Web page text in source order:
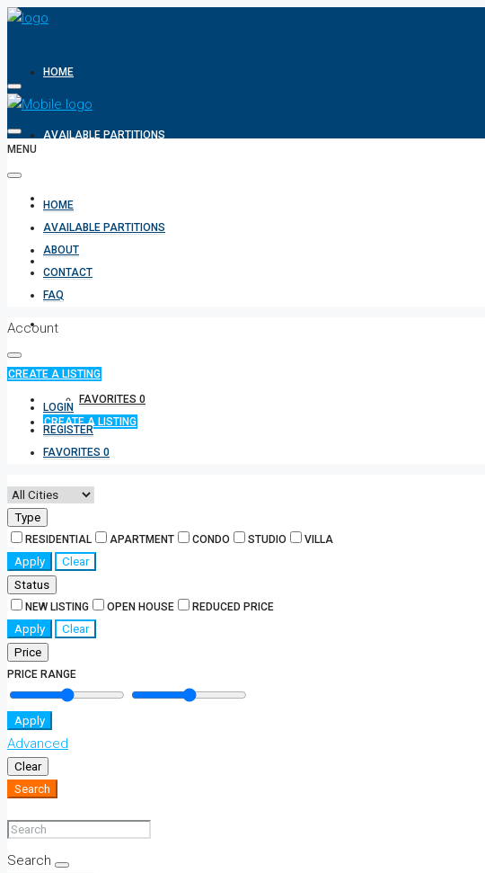
HOME
AVAILABLE PARTITIONS
ABOUT
CONTACT
FAQ
+971 582854170
FAVORITES 0
CREATE A LISTING
MENU
HOME
AVAILABLE PARTITIONS
ABOUT
CONTACT
FAQ
Account
CREATE A LISTING
LOGIN
REGISTER
FAVORITES 0
Type
RESIDENTIAL APARTMENT CONDO STUDIO VILLA
Apply
Clear
Status
NEW LISTING OPEN HOUSE REDUCED PRICE
Apply
Clear
Price
PRICE RANGE
Apply
Advanced
Clear
Search
Search